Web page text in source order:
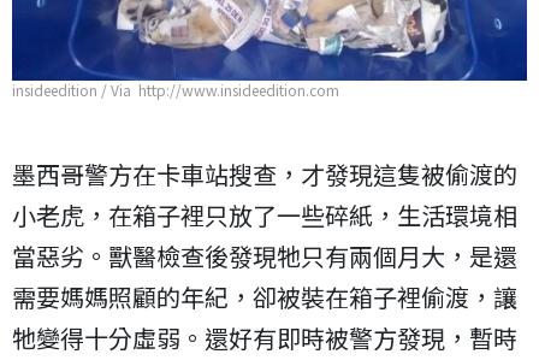
insideedition / Via http://www.insideedition.com
墨西哥警方在卡車站搜查，才發現這隻被偷渡的
小老虎，在箱子裡只放了一些碎紙，生活環境相
當惡劣。獸醫檢查後發現牠只有兩個月大，是還
需要媽媽照顧的年紀，卻被裝在箱子裡偷渡，讓
牠變得十分虛弱。還好有即時被警方發現，暫時